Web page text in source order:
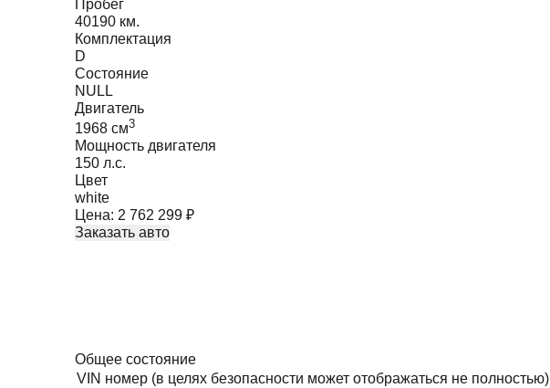
Пробег
40190 км.
Комплектация
D
Состояние
NULL
Двигатель
1968 cм3
Мощность двигателя
150 л.с.
Цвет
white
Цена: 2 762 299 ₽
Заказать авто
Общее состояние
VIN номер (в целях безопасности может отображаться не полностью)